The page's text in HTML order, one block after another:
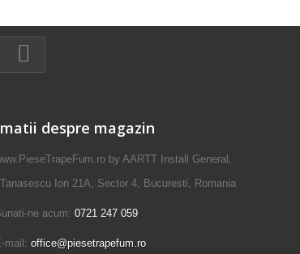
despre magazin
by AARTT Install General,
Ion 21A, Sector 4, Bucuresti, Romania
ne acum: 0721 247 059
mail: office@piesetrapefum.ro